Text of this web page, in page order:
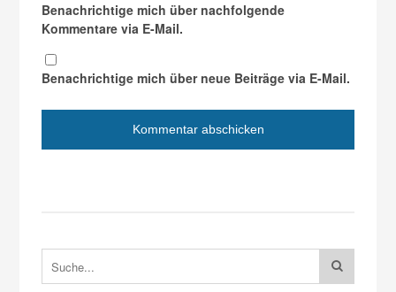
Benachrichtige mich über nachfolgende
Kommentare via E-Mail.
Benachrichtige mich über neue Beiträge via E-Mail.